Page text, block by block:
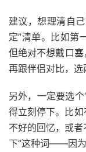
建议，想理清自
定”清单。比如第
但绝对不想戴口
再跟伴侣对比，选
另外，一定要选
得立刻停下。比
不好的回忆，或者
下”这种词——因为